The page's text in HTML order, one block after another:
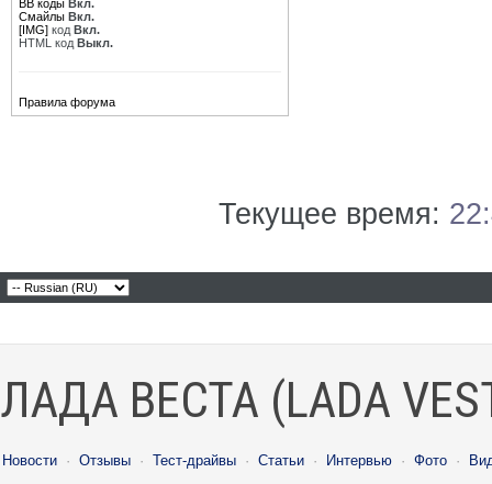
BB коды Вкл.
Смайлы Вкл.
[IMG] код Вкл.
HTML код Выкл.
Правила форума
Текущее время:
ЛАДА ВЕСТА (LADA
Новости · Отзывы · Тест-драйвы · Статьи · Интервью · Фото ·